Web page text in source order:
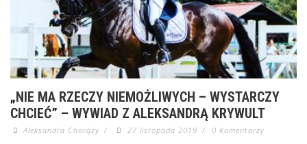
„NIE MA RZECZY NIEMOŻLIWYCH – WYSTARCZY
CHCIEĆ” – WYWIAD Z ALEKSANDRĄ KRYWULT
Aleksandra Chorąży / 27 listopada 2019 / 0 Komentarzy